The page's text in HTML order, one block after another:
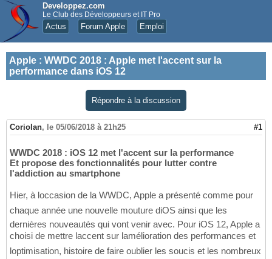
Developpez.com
Le Club des Développeurs et IT Pro
Actus Forum Apple Emploi
Apple : WWDC 2018 : Apple met l'accent sur la
performance dans iOS 12
Répondre à la discussion
Coriolan, le 05/06/2018 à 21h25 #1
WWDC 2018 : iOS 12 met l'accent sur la performance
Et propose des fonctionnalités pour lutter contre
l'addiction au smartphone
Hier, à loccasion de la WWDC, Apple a présenté comme pour
chaque année une nouvelle mouture diOS ainsi que les
dernières nouveautés qui vont venir avec. Pour iOS 12, Apple a
choisi de mettre laccent sur lamélioration des performances et
loptimisation, histoire de faire oublier les soucis et les nombreux